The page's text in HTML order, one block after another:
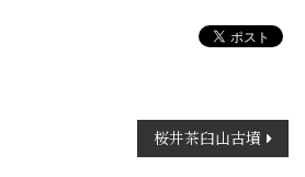
桜井茶臼山古墳